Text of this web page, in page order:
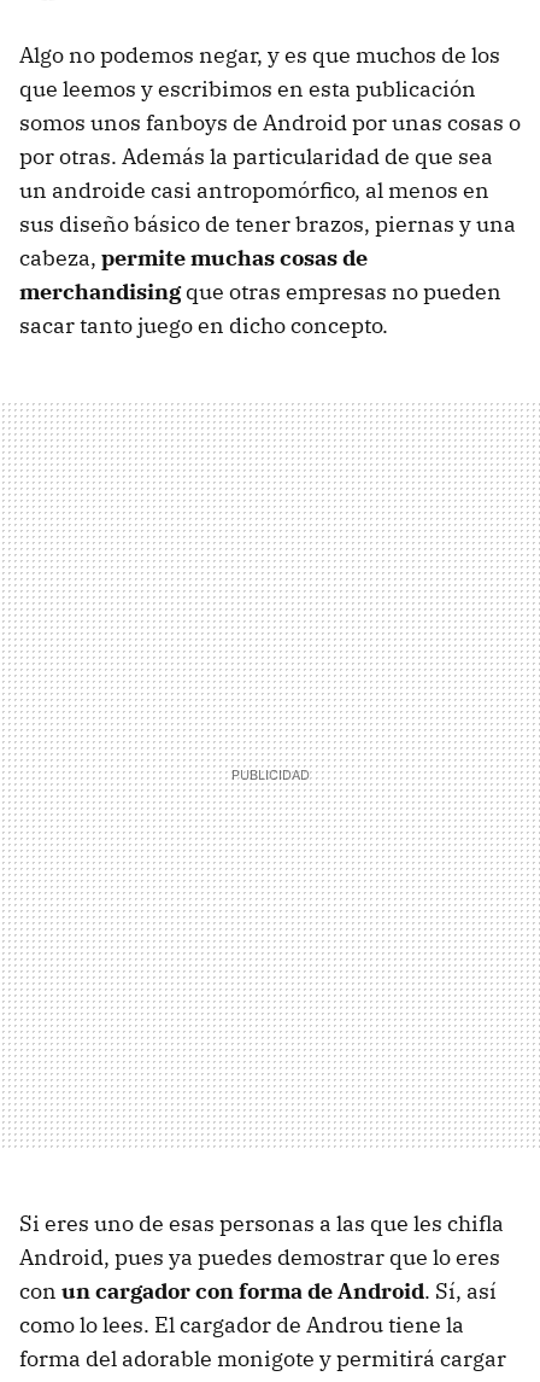
Algo no podemos negar, y es que muchos de los
que leemos y escribimos en esta publicación
somos unos fanboys de Android por unas cosas o
por otras. Además la particularidad de que sea
un androide casi antropomórfico, al menos en
sus diseño básico de tener brazos, piernas y una
cabeza, permite muchas cosas de
merchandisingque otras empresas no pueden
sacar tanto juego en dicho concepto.
Si eres uno de esas personas a las que les chifla
Android, pues ya puedes demostrar que lo eres
con un cargador con forma de Android. Sí, así
como lo lees. El cargador de Androu tiene la
forma del adorable monigote y permitirá cargar